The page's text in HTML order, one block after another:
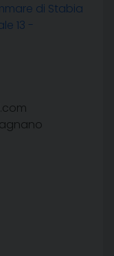
di Stabia
13 -